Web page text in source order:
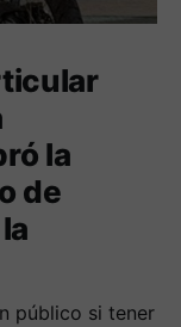
la
de
público si tener